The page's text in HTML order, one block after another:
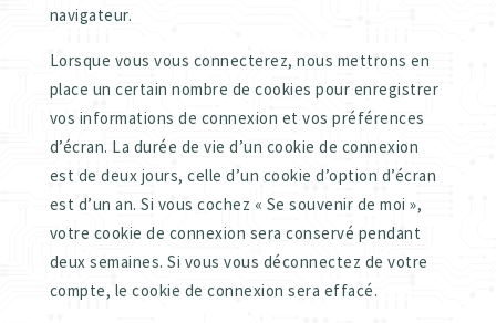
navigateur.
Lorsque vous vous connecterez, nous mettrons en
place un certain nombre de cookies pour enregistrer
vos informations de connexion et vos préférences
d’écran. La durée de vie d’un cookie de connexion
est de deux jours, celle d’un cookie d’option d’écran
est d’un an. Si vous cochez « Se souvenir de moi »,
votre cookie de connexion sera conservé pendant
deux semaines. Si vous vous déconnectez de votre
compte, le cookie de connexion sera effacé.